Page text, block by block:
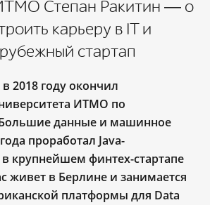
Степан Ракитин ― о
карьеру в IT и
стартап
2018 году окончил
ИТМО по
данные и машинное
проработал Java-
крупнейшем финтех-стартапе
живет в Берлине и занимается
платформы для Data